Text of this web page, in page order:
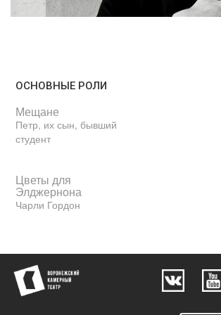
ОСНОВНЫЕ РОЛИ
Мещане
Петр, их сын, бывший
студент
Цветы для
Элджернона
Чарли Гордон